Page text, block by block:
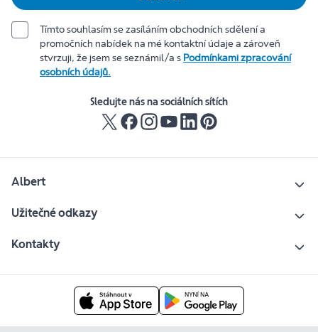
Tímto souhlasím se zasíláním obchodních sdělení a
promočních nabídek na mé kontaktní údaje a zároveň
stvrzuji, že jsem se seznámil/a s Podmínkami zpracování
osobních údajů.
Sledujte nás na sociálních sítích
Albert
Užitečné odkazy
Kontakty